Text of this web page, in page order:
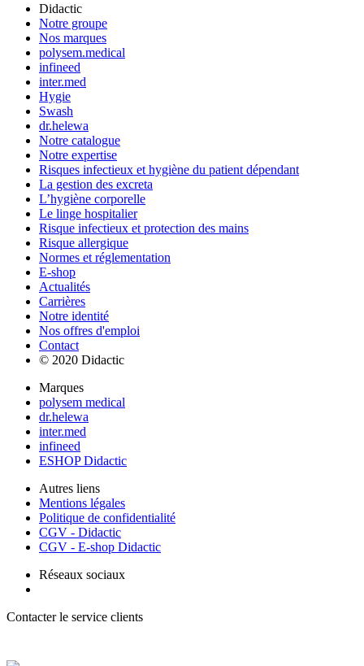
Didactic
Notre groupe
Nos marques
polysem.medical
infineed
inter.med
Hygie
Swash
dr.helewa
Notre catalogue
Notre expertise
Risques infectieux et hygiène du patient dépendant
La gestion des excreta
L’hygiène corporelle
Le linge hospitalier
Risque infectieux et protection des mains
Risque allergique
Normes et réglementation
E-shop
Actualités
Carrières
Notre identité
Nos offres d'emploi
Contact
© 2020 Didactic
Marques
polysem medical
dr.helewa
inter.med
infineed
ESHOP Didactic
Autres liens
Mentions légales
Politique de confidentialité
CGV - Didactic
CGV - E-shop Didactic
Réseaux sociaux
Contacter le service clients